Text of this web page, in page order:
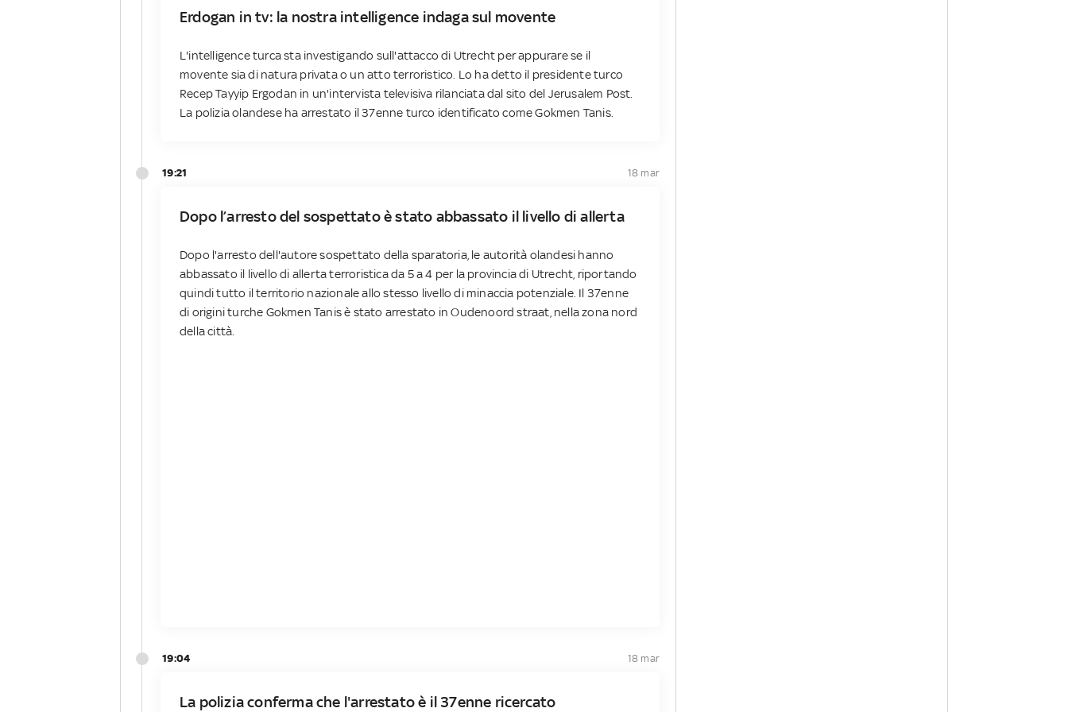
Erdogan in tv: la nostra intelligence indaga sul movente
L'intelligence turca sta investigando sull'attacco di Utrecht per appurare se il
movente sia di natura privata o un atto terroristico. Lo ha detto il presidente turco
Recep Tayyip Ergodan in un'intervista televisiva rilanciata dal sito del Jerusalem Post.
La polizia olandese ha arrestato il 37enne turco identificato come Gokmen Tanis.
19:21 18 mar
Dopo l’arresto del sospettato è stato abbassato il livello di allerta
Dopo l'arresto dell'autore sospettato della sparatoria, le autorità olandesi hanno
abbassato il livello di allerta terroristica da 5 a 4 per la provincia di Utrecht, riportando
quindi tutto il territorio nazionale allo stesso livello di minaccia potenziale. Il 37enne
di origini turche Gokmen Tanis è stato arrestato in Oudenoord straat, nella zona nord
della città.
19:04 18 mar
La polizia conferma che l'arrestato è il 37enne ricercato